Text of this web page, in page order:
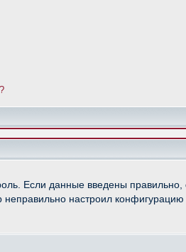
Если данные введены правильно,
настроил